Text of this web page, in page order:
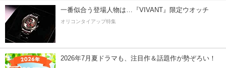
一番似合う登場人物は…『VIVANT』限定ウオッチ
オリコンタイアップ特集
2026年7月夏ドラマも、注目作＆話題作が勢ぞろい！